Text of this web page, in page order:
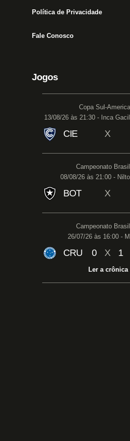
Política de Privacidade
Fale Conosco
Jogos
Copa Sul-
13/08/26 às 21:30 - Inca
CIE X
Campeonato
08/08/26 às 21:00 -
BOT X
Campeonato
26/07/26 às 16:00 -
CRU 0 X 1
Ler a crônica